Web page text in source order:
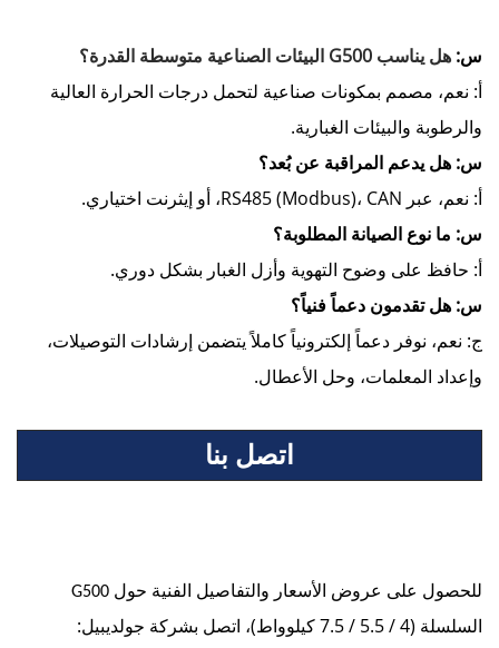
س: هل يناسب G500 البيئات الصناعية متوسطة القدرة؟
أ: نعم، مصمم بمكونات صناعية لتحمل درجات الحرارة العالية
والرطوبة والبيئات الغبارية.
س: هل يدعم المراقبة عن بُعد؟
أ: نعم، عبر RS485 (Modbus)، CAN، أو إيثرنت اختياري.
س: ما نوع الصيانة المطلوبة؟
أ: حافظ على وضوح التهوية وأزل الغبار بشكل دوري.
س: هل تقدمون دعماً فنياً؟
ج: نعم، نوفر دعماً إلكترونياً كاملاً يتضمن إرشادات التوصيلات،
وإعداد المعلمات، وحل الأعطال.
اتصل بنا
للحصول على عروض الأسعار والتفاصيل الفنية حول G500
السلسلة (4 / 5.5 / 7.5 كيلوواط)، اتصل بشركة جولديبيل: